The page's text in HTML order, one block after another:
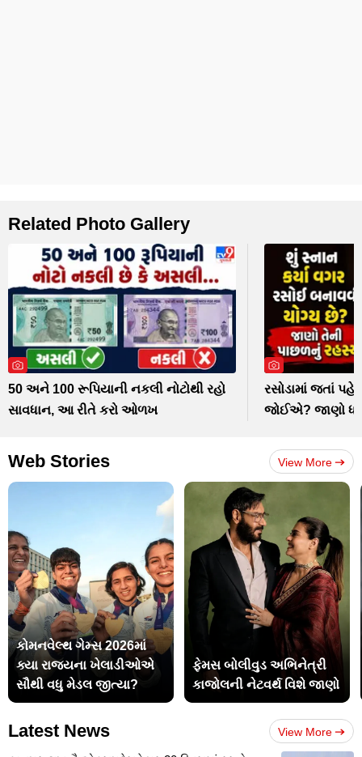
Related Photo Gallery
50 અને 100 રૂપિયાની નકલી નોટોથી રહો
સાવધાન, આ રીતે કરો ઓળખ
રસોડામાં જતાં
જોઈએ? જાણો
Web Stories View More
કોમનવેલ્થ ગેમ્સ 2026માં
ક્યા રાજ્યના ખેલાડીઓએ
સૌથી વધુ મેડલ જીત્યા?
ફેમસ બોલીવુડ અભિનેત્રી
કાજોલની નેટવર્થ વિશે જાણો
Latest News View More